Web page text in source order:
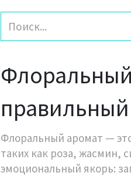
Флоральный
Флоральный аромат —
таких как роза, жасмин,
эмоциональный якорь: